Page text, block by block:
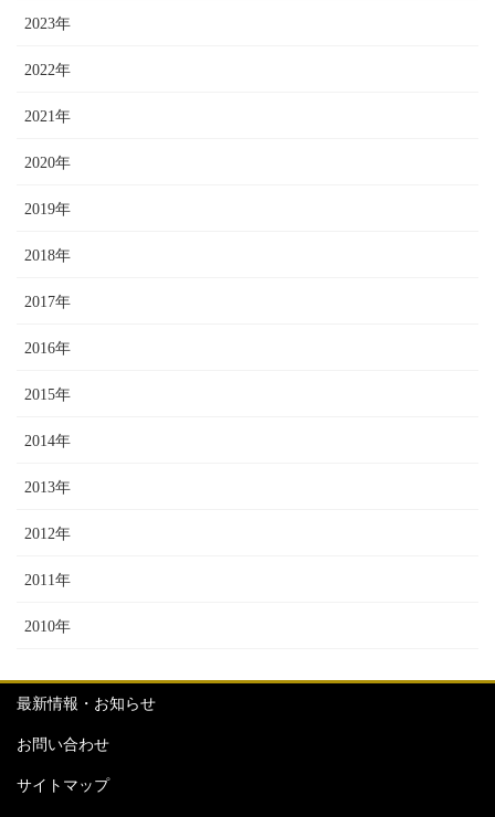
2023年
2022年
2021年
2020年
2019年
2018年
2017年
2016年
2015年
2014年
2013年
2012年
2011年
2010年
最新情報・お知らせ
お問い合わせ
サイトマップ